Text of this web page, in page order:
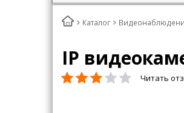
Каталог
IP
Читать